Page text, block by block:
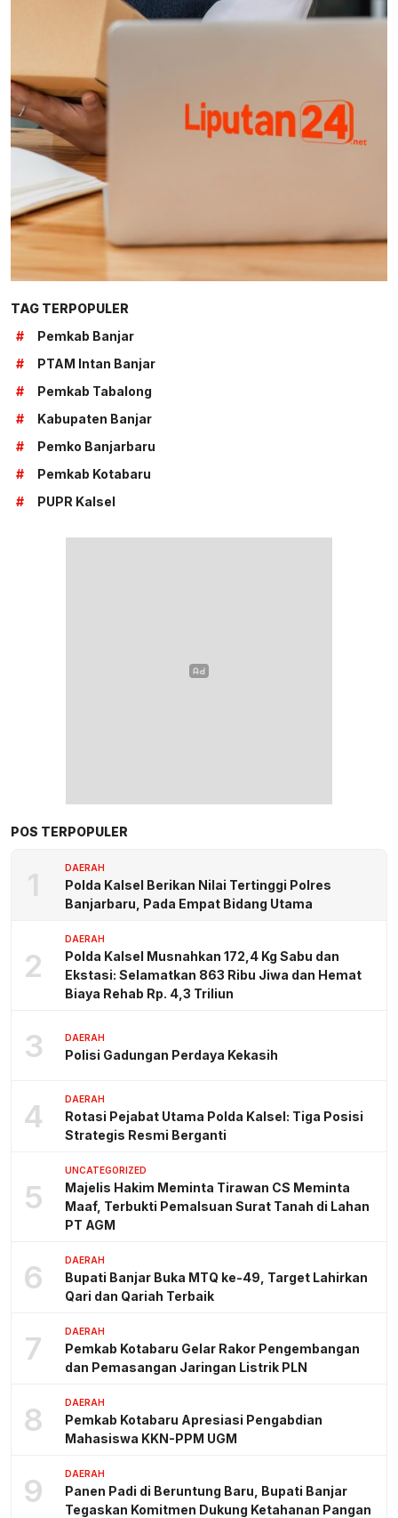
TAG TERPOPULER
#
Pemkab Banjar
#
PTAM Intan Banjar
#
Pemkab Tabalong
#
Kabupaten Banjar
#
Pemko Banjarbaru
#
Pemkab Kotabaru
#
PUPR Kalsel
POS TERPOPULER
1 DAERAH
Polda Kalsel Berikan Nilai Tertinggi Polres
Banjarbaru, Pada Empat Bidang Utama
2
DAERAH
Polda Kalsel Musnahkan 172,4 Kg Sabu dan
Ekstasi: Selamatkan 863 Ribu Jiwa dan Hemat
Biaya Rehab Rp. 4,3 Triliun
3 DAERAH
Polisi Gadungan Perdaya Kekasih
4 DAERAH
Rotasi Pejabat Utama Polda Kalsel: Tiga Posisi
Strategis Resmi Berganti
5
UNCATEGORIZED
Majelis Hakim Meminta Tirawan CS Meminta
Maaf, Terbukti Pemalsuan Surat Tanah di Lahan
PT AGM
6 DAERAH
Bupati Banjar Buka MTQ ke-49, Target Lahirkan
Qari dan Qariah Terbaik
7 DAERAH
Pemkab Kotabaru Gelar Rakor Pengembangan
dan Pemasangan Jaringan Listrik PLN
8 DAERAH
Pemkab Kotabaru Apresiasi Pengabdian
Mahasiswa KKN-PPM UGM
9 DAERAH
Panen Padi di Beruntung Baru, Bupati Banjar
Tegaskan Komitmen Dukung Ketahanan Pangan